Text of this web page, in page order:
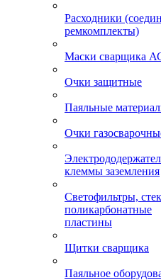
Расходники
ремкомплекты)
Маски сварщика
Очки защитные
Паяльные
Очки
клеммы заземления
Светофильтры,
поликарбонатные
пластины
Щитки сварщика
Паяльное